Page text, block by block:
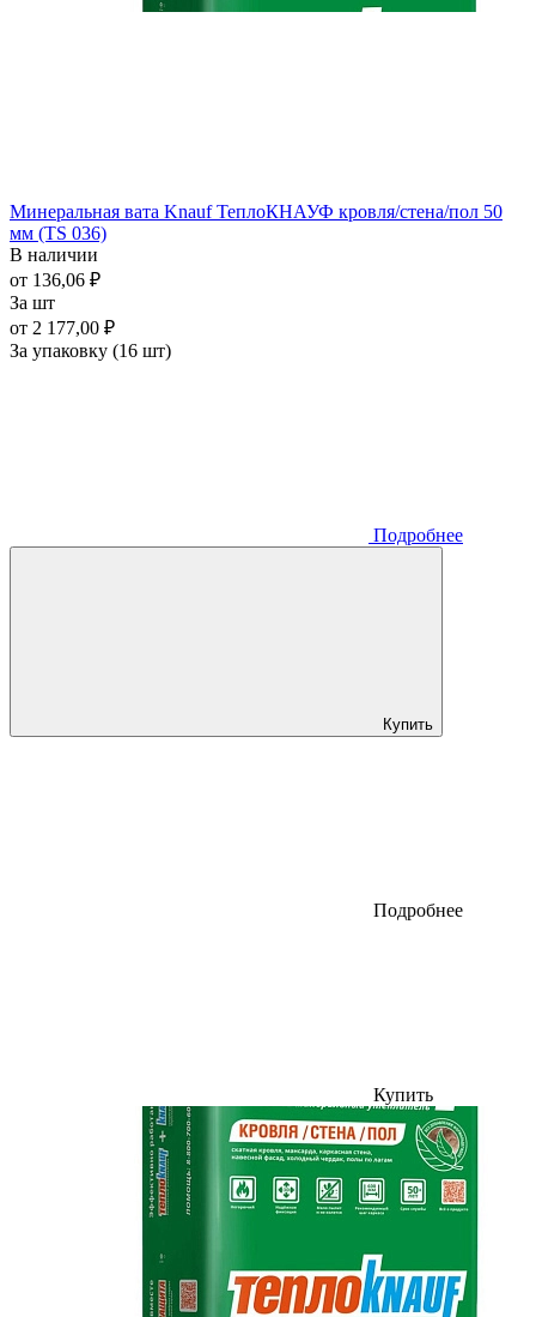
Минеральная вата Knauf ТеплоКНАУФ кровля/стена/пол 50
мм (TS 036)
В наличии
от 136,06 ₽
За шт
от 2 177,00 ₽
За упаковку (16 шт)
Подробнее
Купить
Подробнее
Купить